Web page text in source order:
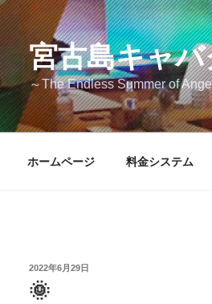
宮古島キャ
～The Endless Summer of
ホームページ 料金システム
投
稿
日:
2022年6月29日
🌞